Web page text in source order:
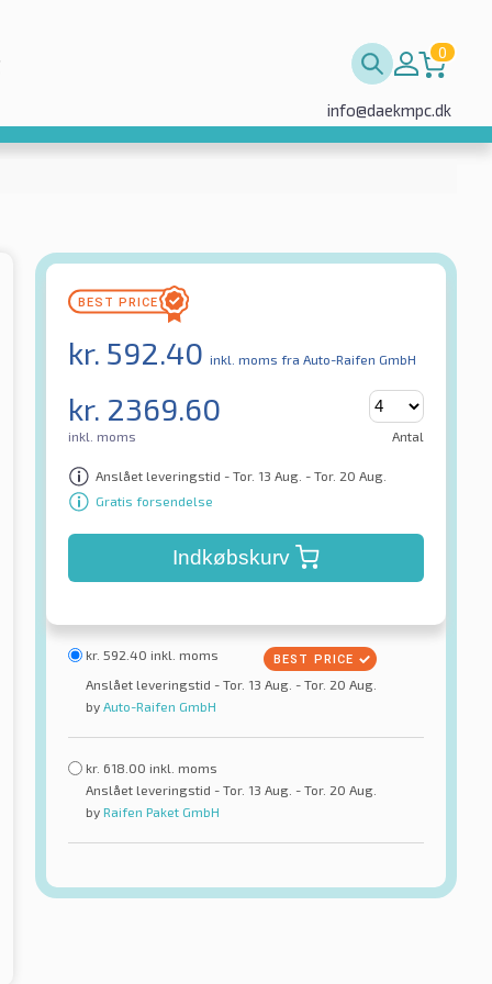
0
info@daekmpc.dk
kr. 592.40 inkl. moms fra Auto-Raifen GmbH
kr. 2369.60
inkl. moms Antal
Anslået leveringstid - Tor. 13 Aug. - Tor. 20 Aug.
Gratis forsendelse
Indkøbskurv
kr. 592.40 inkl. moms
Anslået leveringstid - Tor. 13 Aug. - Tor. 20 Aug.
by Auto-Raifen GmbH
kr. 618.00 inkl. moms
Anslået leveringstid - Tor. 13 Aug. - Tor. 20 Aug.
by Raifen Paket GmbH